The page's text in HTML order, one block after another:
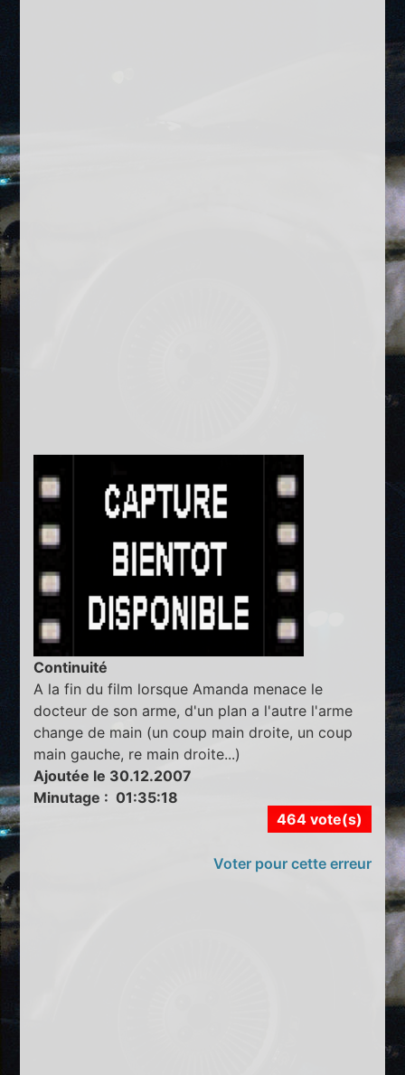
Continuité
A la fin du film lorsque Amanda menace le
docteur de son arme, d'un plan a l'autre l'arme
change de main (un coup main droite, un coup
main gauche, re main droite...)
Ajoutée le 30.12.2007
Minutage : 01:35:18
464 vote(s)
Voter pour cette erreur